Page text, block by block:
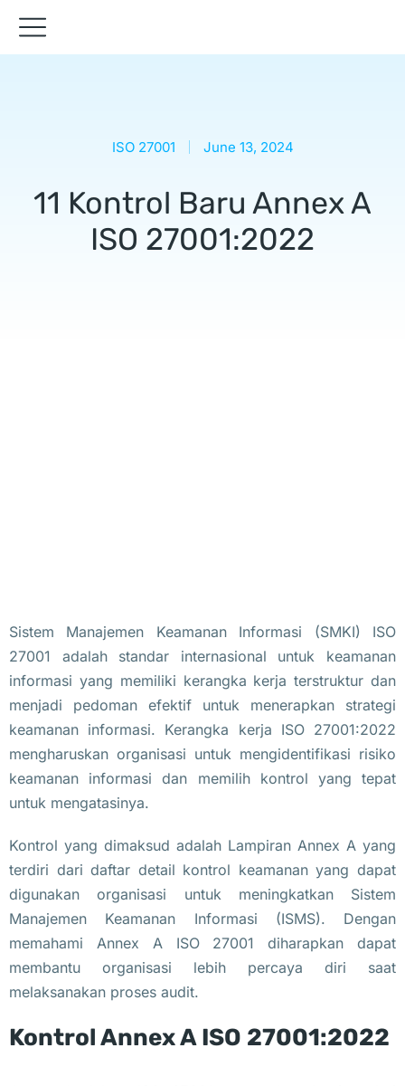
ISO 27001 June 13, 2024
11 Kontrol Baru Annex A
ISO 27001:2022
Sistem Manajemen Keamanan Informasi (SMKI) ISO
27001 adalah standar internasional untuk keamanan
informasi yang memiliki kerangka kerja terstruktur dan
menjadi pedoman efektif untuk menerapkan strategi
keamanan informasi. Kerangka kerja ISO 27001:2022
mengharuskan organisasi untuk mengidentifikasi risiko
keamanan informasi dan memilih kontrol yang tepat
untuk mengatasinya.
Kontrol yang dimaksud adalah Lampiran Annex A yang
terdiri dari daftar detail kontrol keamanan yang dapat
digunakan organisasi untuk meningkatkan Sistem
Manajemen Keamanan Informasi (ISMS). Dengan
memahami Annex A ISO 27001 diharapkan dapat
membantu organisasi lebih percaya diri saat
melaksanakan proses audit.
Kontrol Annex A ISO 27001:2022